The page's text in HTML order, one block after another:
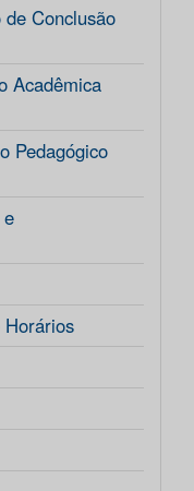
Conclusão
Acadêmica
Pedagógico
Horários